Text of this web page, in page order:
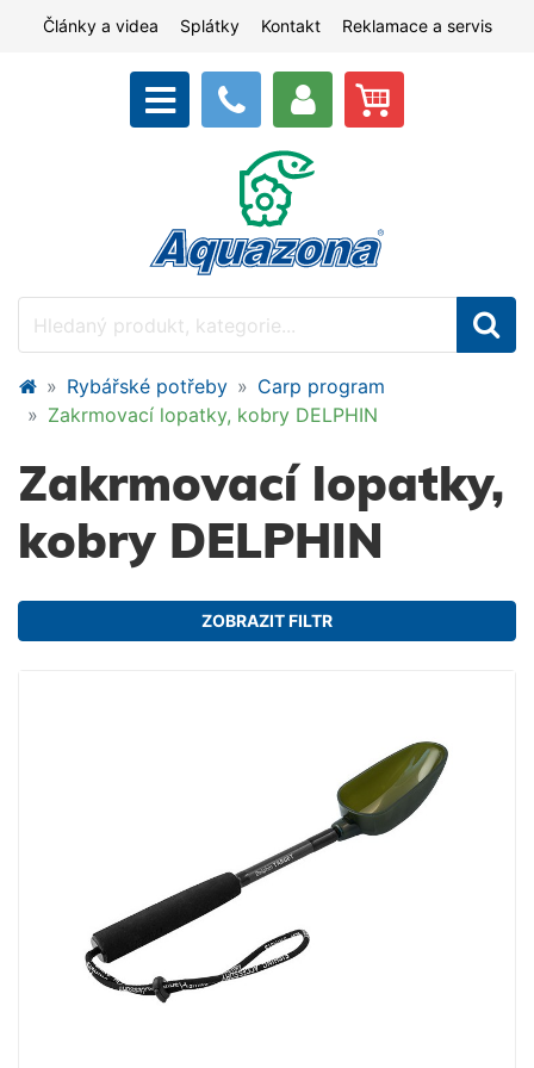
Články a videa Splátky Kontakt Reklamace a servis
Rybářské potřeby
Carp program
Zakrmovací lopatky, kobry DELPHIN
Zakrmovací lopatky,
kobry DELPHIN
ZOBRAZIT FILTR